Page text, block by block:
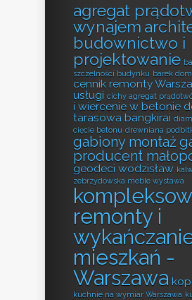
agregat
wynajem
budownictwo i
projektowanie
szczelności budynku barek
cennik remonty
usługi cichy agregat
i wiercenie w betonie
tarasowa bangkirai
cięcie betonu drewniana
gabiony montaż
producent
geodeci wodzisław
zebrzydowska meble wystawa
remonty i
mieszkań -
Warszawa
kuchnie na wymiar Warszawa